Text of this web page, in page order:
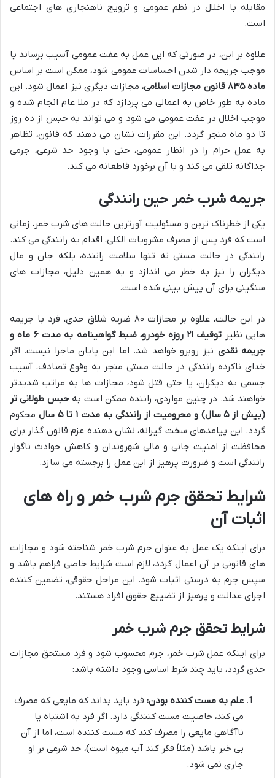
مقابله با اخلال در نظم عمومی و ترویج ناهنجاری های اجتماعی
است.
علاوه بر این، در صورتی که این عمل به عفت عمومی آسیب برساند یا
موجب جریحه دار شدن احساسات عمومی شود، ممکن است بر اساس
ماده ۸۳۵ قانون مجازات اسلامی
، مجازات دیگری نیز اعمال شود. این
ماده به طور خاص به اعمالی می پردازد که در ملا عام انجام شده و
موجب اخلال در عفت عمومی می شود و می تواند به حبس از ده روز
تا دو ماه منجر گردد. این مقررات نشان می دهند که قانون، تظاهر
به عمل حرام را در انظار عمومی، حتی با وجود حد شرعی، جرمی
جداگانه تلقی می کند و با آن برخورد قاطعانه می کند.
جریمه شرب خمر حین رانندگی
یکی از خطرناک ترین و مسئولیت آورترین حالت های شرب خمر، زمانی
است که فرد پس از مصرف مشروبات الکلی، اقدام به رانندگی می کند.
رانندگی در حالت مستی نه تنها سلامت راننده، بلکه جان و مال
دیگران را نیز به خطر می اندازد و به همین دلیل، مجازات های
سنگینی برای آن پیش بینی شده است.
در این حالت، علاوه بر مجازات ۸۰ ضربه شلاق حدی، فرد با جریمه
هایی نظیر
توقیف ۲۱ روزه خودرو، ضبط گواهینامه به مدت ۶ ماه و
جریمه نقدی نیز روبرو خواهد شد. اما این پایان ماجرا نیست. اگر
خدای ناکرده رانندگی در حالت مستی منجر به وقوع تصادف، آسیب
جسمی به دیگران، یا حتی قتل شود، مجازات ها به مراتب شدیدتر
خواهند شد. در چنین مواردی، راننده ممکن است بهحبس طولانی تر
(بیش از ۵ سال) و محرومیت از رانندگی به مدت ۱ تا ۵ سال
محکوم
گردد. این پیامدهای سخت گیرانه، نشان دهنده عزم قانون گذار برای
محافظت از امنیت جانی و مالی شهروندان و کاهش حوادث ناگوار
رانندگی است و ضرورت پرهیز از این عمل را برجسته می سازد.
شرایط تحقق جرم شرب خمر و راه های
اثبات آن
برای اینکه یک عمل به عنوان جرم شرب خمر شناخته شود و مجازات
های قانونی بر آن اعمال گردد، لازم است شرایط خاصی فراهم باشد و
سپس جرم به درستی اثبات شود. این مراحل حقوقی، تضمین کننده
اجرای عدالت و پرهیز از تضییع حقوق افراد هستند.
شرایط تحقق جرم شرب خمر
برای اینکه عمل شرب خمر، جرم محسوب شود و فرد مستحق مجازات
حدی گردد، باید چند شرط اساسی وجود داشته باشد:
علم به مست کننده بودن: فرد باید بداند که مایعی که مصرف
می کند، خاصیت مست کنندگی دارد. اگر فرد به اشتباه یا
ناآگاهی مایعی را مصرف کند که مست کننده است، اما از آن
بی خبر باشد (مثلاً فکر کند آب میوه است)، حد شرعی بر او
جاری نمی شود.